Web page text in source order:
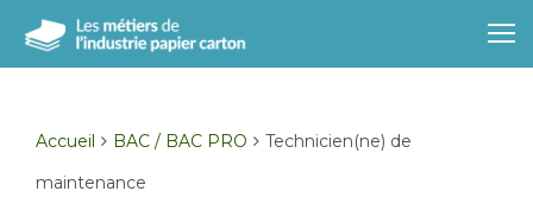
Accueil BAC / BAC PRO
Technicien(ne) de
maintenance